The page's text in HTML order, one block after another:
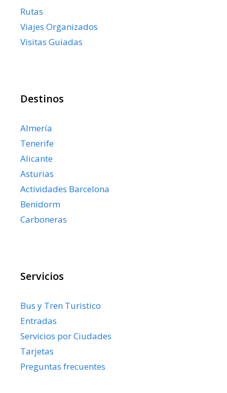
Rutas
Viajes Organizados
Visitas Guiadas
Destinos
Almería
Tenerife
Alicante
Asturias
Actividades Barcelona
Benidorm
Carboneras
Servicios
Bus y Tren Turistico
Entradas
Servicios por Ciudades
Tarjetas
Preguntas frecuentes